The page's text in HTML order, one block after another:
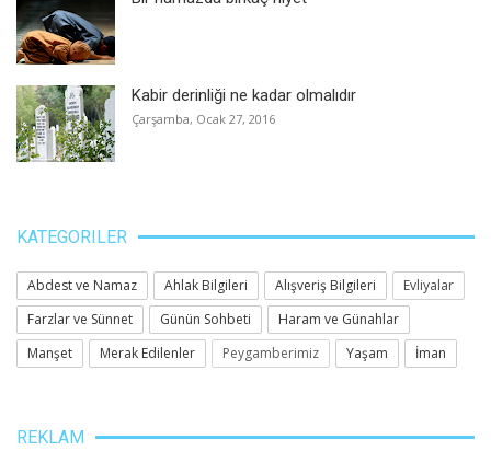
Kabir derinliği ne kadar olmalıdır
Çarşamba, Ocak 27, 2016
KATEGORILER
Abdest ve Namaz Ahlak Bilgileri Alışveriş Bilgileri
Evliyalar
Farzlar ve Sünnet
Günün Sohbeti
Haram ve Günahlar
Manşet
Merak Edilenler Peygamberimiz Yaşam İman
REKLAM